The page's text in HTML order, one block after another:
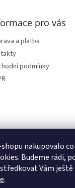
nakupovalo
Budeme rádi,
Vám ještě
.
pro vás
a platba
podmínky
úchytky Gamet